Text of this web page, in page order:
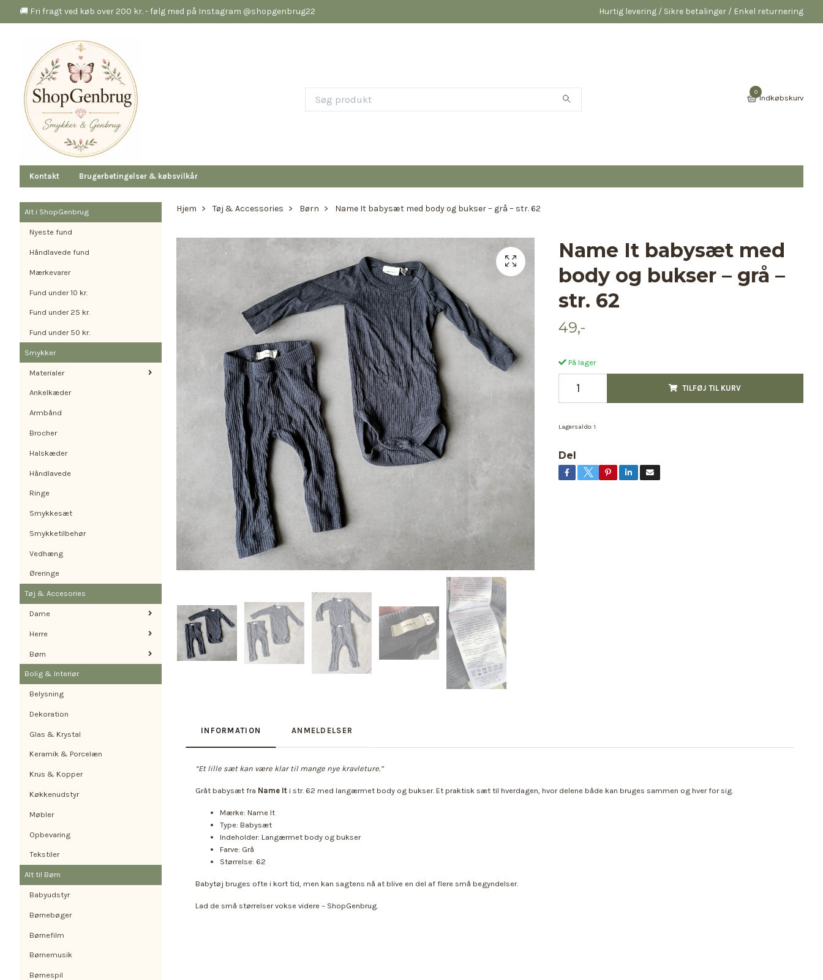
🚚 Fri fragt ved køb over 200 kr. - følg med på Instagram @shopgenbrug22 Hurtig levering / Sikre betalinger / Enkel returnering
0
Indkøbskurv
Kontakt Brugerbetingelser & købsvilkår
Alt i ShopGenbrug
Nyeste fund
Håndlavede fund
Mærkevarer
Fund under 10 kr.
Fund under 25 kr.
Fund under 50 kr.
Smykker
Materialer
Ankelkæder
Armbånd
Brocher
Halskæder
Håndlavede
Ringe
Smykkesæt
Smykketilbehør
Vedhæng
Øreringe
Tøj & Accesories
Dame
Herre
Børn
Bolig & Interiør
Belysning
Dekoration
Glas & Krystal
Keramik & Porcelæn
Krus & Kopper
Køkkenudstyr
Møbler
Opbevaring
Tekstiler
Alt til Børn
Babyudstyr
Børnebøger
Børnefilm
Børnemusik
Børnespil
Hjem Tøj & Accessories Børn Name It babysæt med body og bukser – grå – str. 62
Name It babysæt med
body og bukser – grå –
str. 62
49,-
På lager
TILFØJ TIL KURV
Lagersaldo: 1
Del
INFORMATION ANMELDELSER
“Et lille sæt kan være klar til mange nye kravleture.”
Gråt babysæt fra Name It i str. 62 med langærmet body og bukser. Et praktisk sæt til hverdagen, hvor delene både kan bruges sammen og hver for sig.
Mærke: Name It
Type: Babysæt
Indeholder: Langærmet body og bukser
Farve: Grå
Størrelse: 62
Babytøj bruges ofte i kort tid, men kan sagtens nå at blive en del af flere små begyndelser.
Lad de små størrelser vokse videre – ShopGenbrug.